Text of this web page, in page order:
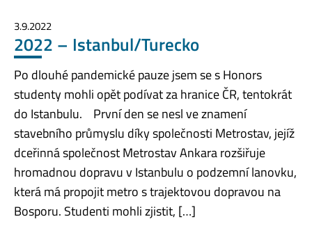
3.9.2022
2022 – Istanbul/Turecko
Po dlouhé pandemické pauze jsem se s Honors
studenty mohli opět podívat za hranice ČR, tentokrát
do Istanbulu. První den se nesl ve znamení
stavebního průmyslu díky společnosti Metrostav, jejíž
dceřinná společnost Metrostav Ankara rozšiřuje
hromadnou dopravu v Istanbulu o podzemní lanovku,
která má propojit metro s trajektovou dopravou na
Bosporu. Studenti mohli zjistit, […]